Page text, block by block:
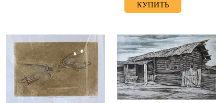
КУПИТЬ